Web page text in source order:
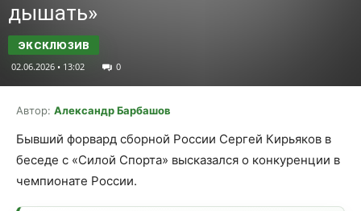
дышать»
02.06.2026 • 13:02 0
Автор: Александр Барбашов
Бывший форвард сборной России Сергей Кирьяков в
беседе с «Силой Спорта» высказался о конкуренции в
чемпионате России.